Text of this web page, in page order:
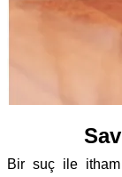
Bir suç ile